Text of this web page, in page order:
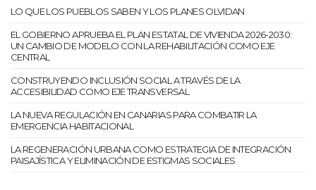
LO QUE LOS PUEBLOS SABEN Y LOS PLANES OLVIDAN
EL GOBIERNO APRUEBA EL PLAN ESTATAL DE VIVIENDA 2026-2030:
UN CAMBIO DE MODELO CON LA REHABILITACIÓN COMO EJE
CENTRAL
CONSTRUYENDO INCLUSIÓN SOCIAL A TRAVÉS DE LA
ACCESIBILIDAD COMO EJE TRANSVERSAL
LA NUEVA REGULACIÓN EN CANARIAS PARA COMBATIR LA
EMERGENCIA HABITACIONAL
LA REGENERACIÓN URBANA COMO ESTRATEGIA DE INTEGRACIÓN
PAISAJÍSTICA Y ELIMINACIÓN DE ESTIGMAS SOCIALES